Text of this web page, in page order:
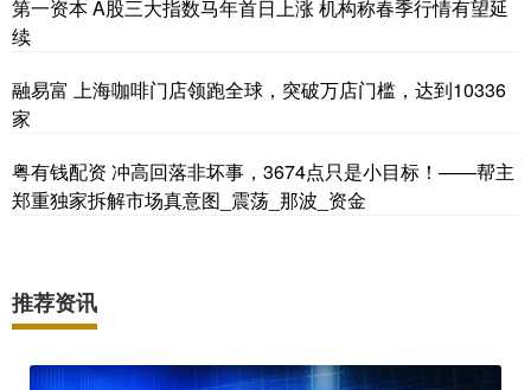
第一资本 A股三大指数马年首日上涨 机构称春季行情有望延
续
融易富 上海咖啡门店领跑全球，突破万店门槛，达到10336
家
粤有钱配资 冲高回落非坏事，3674点只是小目标！——帮主
郑重独家拆解市场真意图_震荡_那波_资金
推荐资讯